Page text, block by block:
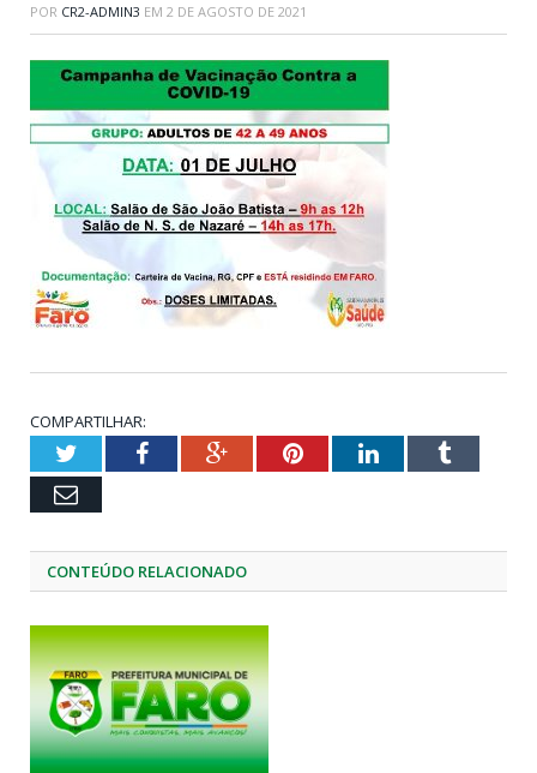
POR CR2-ADMIN3 EM 2 DE AGOSTO DE 2021
COMPARTILHAR:
TwitterFacebookGoogle+PinterestLinkedInTumblr
Email
CONTEÚDO RELACIONADO